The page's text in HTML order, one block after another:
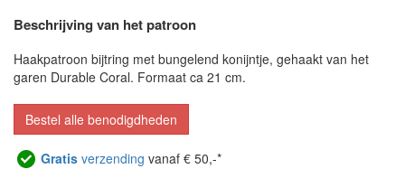
Beschrijving van het patroon
Haakpatroon bijtring met bungelend konijntje, gehaakt van het
garen Durable Coral. Formaat ca 21 cm.
Bestel alle benodigdheden
Gratis verzending vanaf € 50,-*